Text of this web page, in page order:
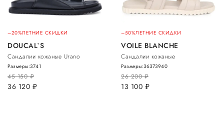
–20%ЛЕТНИЕ СКИДКИ
DOUCAL`S
Сандалии кожаные Urano
45 150руб.
36 120 руб.
Размеры:3741
–50%ЛЕТНИЕ СКИДКИ
VOILE BLANCHE
Сандалии кожаные
26 200руб.
13 100 руб.
Размеры:36373940